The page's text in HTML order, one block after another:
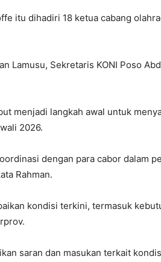
itu dihadiri 18 ketua cabang
Lamusu, Sekretaris KONI Poso
menjadi langkah awal untuk
2026.
dengan para cabor dalam
Rahman.
kondisi terkini, termasuk
saran dan masukan terkait